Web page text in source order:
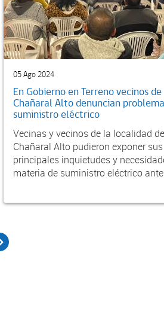
05 Ago 2024
En Gobierno en Terreno vecinos de
Chañaral Alto denuncian
suministro eléctrico
Vecinas y vecinos de la localidad de
Chañaral Alto pudieron exponer sus
principales inquietudes y
materia de suministro eléctrico